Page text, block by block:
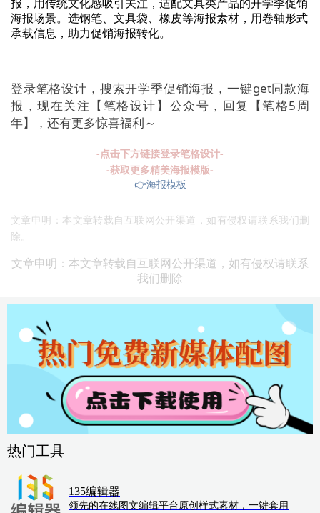
报，用传统文化感吸引关注，适配文具类产品的开学季促销
海报场景。选钢笔、文具袋、橡皮等海报素材，用卷轴形式
承载信息，助力促销海报转化。
登录笔格设计，搜索开学季促销海报，一键get同款海
报，现在关注【笔格设计】公众号，回复【笔格5周
年】，还有更多惊喜福利～
-点击下方链接登录笔格设计-
-获取更多精美海报模版-
👉海报模板
文章申明：本文章转载自互联网公开渠道，如有侵权请联系我们删
除。
文章申明：本文章转载自互联网公开渠道，如有侵权请联系
我们删除
热门工具
135编辑器
领先的在线图文编辑平台原创样式素材，一键套用